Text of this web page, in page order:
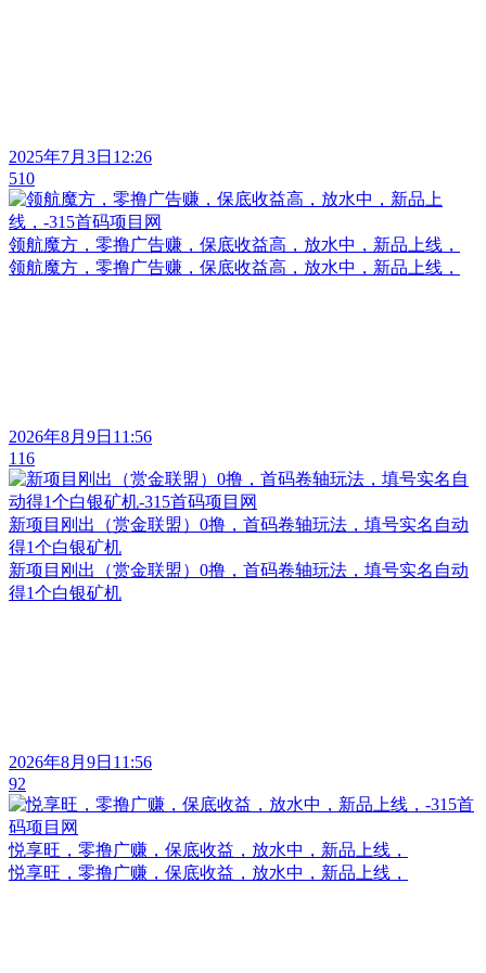
2025年7月3日12:26
510
领航魔方，零撸广告赚，保底收益高，放水中，新品上线，
领航魔方，零撸广告赚，保底收益高，放水中，新品上线，
2026年8月9日11:56
116
新项目刚出（赏金联盟）0撸，首码卷轴玩法，填号实名自动
得1个白银矿机
新项目刚出（赏金联盟）0撸，首码卷轴玩法，填号实名自动
得1个白银矿机
2026年8月9日11:56
92
悦享旺，零撸广赚，保底收益，放水中，新品上线，
悦享旺，零撸广赚，保底收益，放水中，新品上线，